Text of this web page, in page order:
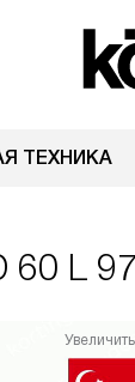
ТЕХНИКА
60 L 97